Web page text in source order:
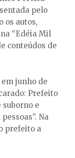
pelo
os autos,
“Edéia Mil
conteúdos de
junho de
Prefeito
e
Na
prefeito a